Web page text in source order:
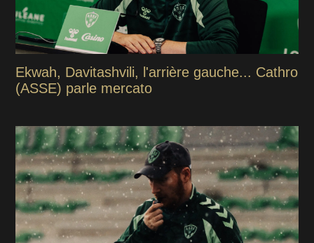
Ekwah, Davitashvili, l'arrière gauche... Cathro
(ASSE) parle mercato